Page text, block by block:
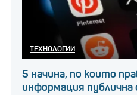
ТЕХНОЛОГИИ
5 начина, по които
информация публична